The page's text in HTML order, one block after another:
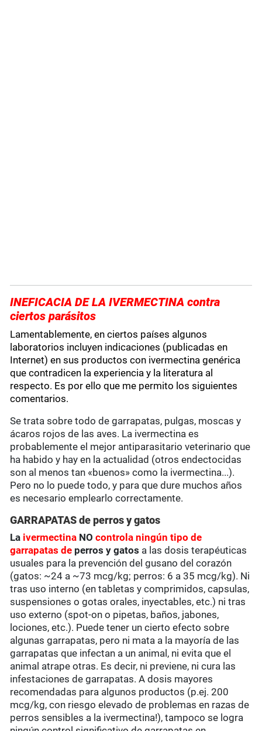
INEFICACIA DE LA IVERMECTINA contra
ciertos parásitos
Lamentablemente, en ciertos países algunos
laboratorios incluyen indicaciones (publicadas en
Internet) en sus productos con ivermectina genérica
que contradicen la experiencia y la literatura al
respecto. Es por ello que me permito los siguientes
comentarios.
Se trata sobre todo de garrapatas, pulgas, moscas y
ácaros rojos de las aves. La ivermectina es
probablemente el mejor antiparasitario veterinario que
ha habido y hay en la actualidad (otros endectocidas
son al menos tan «buenos» como la ivermectina...).
Pero no lo puede todo, y para que dure muchos años
es necesario emplearlo correctamente.
GARRAPATAS de perros y gatos
La ivermectina NOcontrola ningún tipo de
garrapatas de perros y gatos a las dosis terapéuticas
usuales para la prevención del gusano del corazón
(gatos: ~24 a ~73 mcg/kg; perros: 6 a 35 mcg/kg). Ni
tras uso interno (en tabletas y comprimidos, capsulas,
suspensiones o gotas orales, inyectables, etc.) ni tras
uso externo (spot-on o pipetas, baños, jabones,
lociones, etc.). Puede tener un cierto efecto sobre
algunas garrapatas, pero ni mata a la mayoría de las
garrapatas que infectan a un animal, ni evita que el
animal atrape otras. Es decir, ni previene, ni cura las
infestaciones de garrapatas. A dosis mayores
recomendadas para algunos productos (p.ej. 200
mcg/kg, con riesgo elevado de problemas en razas de
perros sensibles a la ivermectina!), tampoco se logra